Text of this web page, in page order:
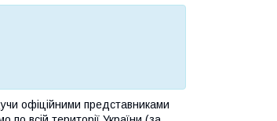
офіційними представниками